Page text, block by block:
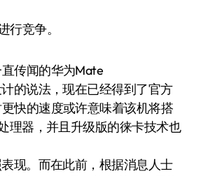
行竞争。
传闻的华为Mate
的说法，现在已经得到了官方
快的速度或许意味着该机将搭
理器，并且升级版的徕卡技术也
现。而在此前，根据消息人士